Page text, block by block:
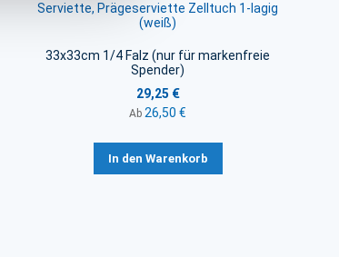
Serviette, Prägeserviette Zelltuch 1-lagig
(weiß)
33x33cm 1/4 Falz (nur für markenfreie
Spender)
29,25 €
Ab 26,50 €
In den Warenkorb